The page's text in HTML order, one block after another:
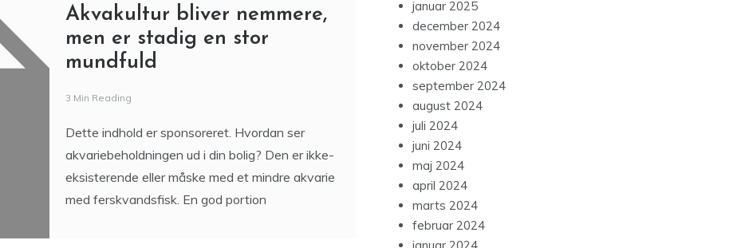
men er stadig en stor
mundfuld
3 Min Reading
Dette indhold er sponsoreret. Hvordan ser
april 2025
marts 2025
februar 2025
januar 2025
december 2024
november 2024
oktober 2024
september 2024
august 2024
juli 2024
juni 2024
maj 2024